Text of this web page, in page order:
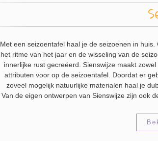
Met een seizoentafel haal je de seizoenen in
het ritme van het jaar en de wisseling van de
innerlijke rust gecreëerd. Sienswijze maakt
attributen voor op de seizoentafel. Doordat er
zoveel mogelijk natuurlijke materialen haal je
Van de eigen ontwerpen van Sienswijze zijn ook